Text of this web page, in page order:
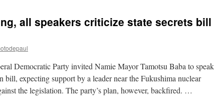
べ
い
ぬ」
東
電
に
all speakers criticize state secrets bill
Democratic Party invited Namie Mayor Tamotsu Baba to speak
bill, expecting support by a leader near the Fukushima nuclear
the legislation. The party’s plan, however, backfired. …